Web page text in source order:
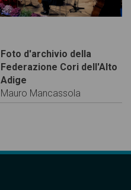
Foto d'archivio della
Federazione Cori dell'Alto
Adige
Mauro Mancassola